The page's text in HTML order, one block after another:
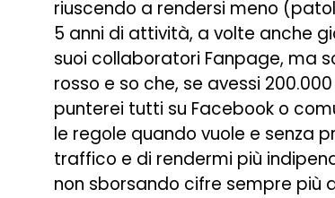
riuscendo a rendersi meno
5 anni di attività, a volte anche
suoi collaboratori Fanpage, ma
rosso e so che, se avessi
punterei tutti su Facebook o
le regole quando vuole e senza
traffico e di rendermi più
non sborsando cifre sempre più